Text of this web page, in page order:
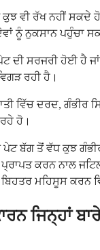
ਵੀ ਰੱਖ ਨਹੀਂ ਸਕਦੇ
ਨੂੰ ਨੁਕਸਾਨ ਪਹੁੰਚਾ
ਪੇਟ ਦੀ ਸਰਜਰੀ ਹੋਈ ਹੈ
ਰਹੀ ਹੈ।
ਵਿੱਚ ਦਰਦ, ਗੰਭੀਰ
ਹੋ।
ਬੱਗ ਤੋਂ ਵੱਧ ਕੁਝ
ਕਰਨ ਨਾਲ
ਮਹਿਸੂਸ ਕਰਨ
ਜਿਨ੍ਹਾਂ